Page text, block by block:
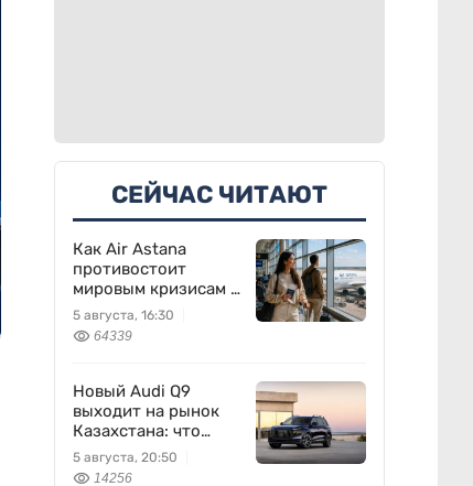
СЕЙЧАС ЧИТАЮТ
Как Air Astana
противостоит
мировым кризисам в
авиации
5 августа, 16:30
64339
Новый Audi Q9
выходит на рынок
Казахстана: что
известно
5 августа, 20:50
14256